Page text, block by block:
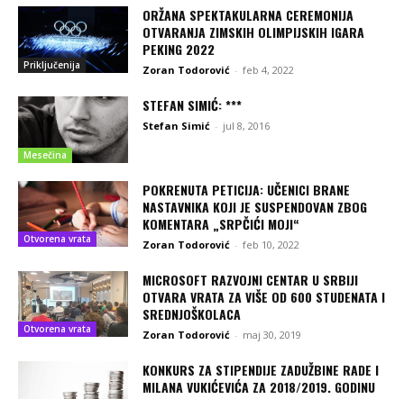
Priključenija
ORŽANA SPEKTAKULARNA CEREMONIJA
OTVARANJA ZIMSKIH OLIMPIJSKIH IGARA
PEKING 2022
Zoran Todorović - feb 4, 2022
Mesečina
STEFAN SIMIĆ: ***
Stefan Simić - jul 8, 2016
Otvorena vrata
POKRENUTA PETICIJA: UČENICI BRANE
NASTAVNIKA KOJI JE SUSPENDOVAN ZBOG
KOMENTARA „SRPČIĆI MOJI“
Zoran Todorović - feb 10, 2022
Otvorena vrata
MICROSOFT RAZVOJNI CENTAR U SRBIJI
OTVARA VRATA ZA VIŠE OD 600 STUDENATA I
SREDNJOŠKOLACA
Zoran Todorović - maj 30, 2019
KONKURS ZA STIPENDIJE ZADUŽBINE RADE I
MILANA VUKIĆEVIĆA ZA 2018/2019. GODINU